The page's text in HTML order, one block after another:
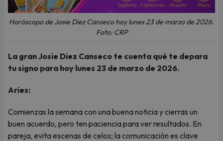
Horóscopo de Josie Diez Canseco hoy lunes 23 de marzo de 2026.
Foto: CRP
La gran Josie Diez Canseco te cuenta qué te depara
tu signo para hoy lunes 23 de marzo de 2026.
Aries:
Comienzas la semana con una buena noticia y cierras un
buen acuerdo, pero ten paciencia para ver resultados. En
pareja, evita escenas de celos; la comunicación es clave